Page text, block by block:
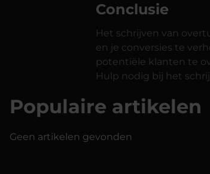
Conclusie
Het schrijven van
en je conversies te
potentiële klanten te
Hulp nodig bij het
Populaire artikelen
Geen artikelen gevonden